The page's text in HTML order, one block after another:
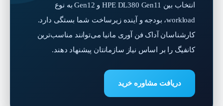
انتخاب بین HPE DL380 Gen11 و Gen12 به نوع
workload، بودجه و آینده زیرساخت شما بستگی دارد.
کارشناسان آداک فن آوری مانیا می‌توانند مناسب‌ترین
کانفیگ را بر اساس نیاز سازمانتان پیشنهاد دهند.
دریافت مشاوره خرید